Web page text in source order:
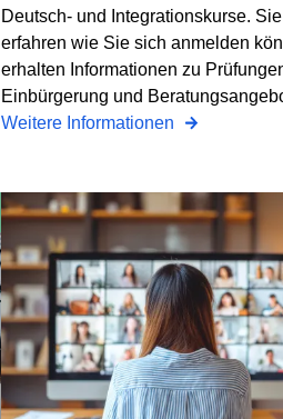
Deutsch- und Integrationskurse. Sie
erfahren wie Sie sich anmelden
erhalten Informationen zu
Einbürgerung und
Weitere Informationen